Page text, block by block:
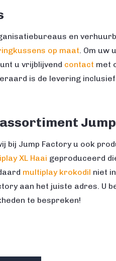
en
op maat. Om uw
u vrijblijvend contact met
is de levering inclusief
bij Jump Factory u ook
XL Haai geproduceerd
multiplay krokodil niet
aan het juiste adres. U
te bespreken!